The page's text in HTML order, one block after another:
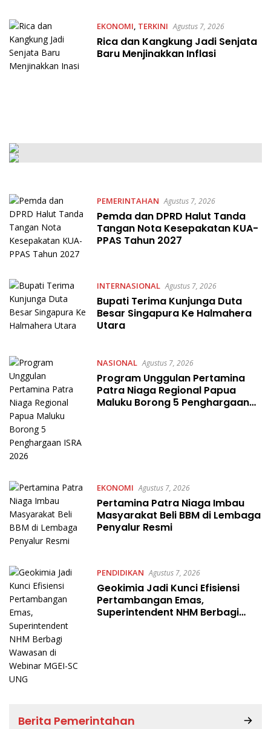
EKONOMI, TERKINI Agustus 7, 2026
Rica dan Kangkung Jadi Senjata
Baru Menjinakkan Inflasi
PEMERINTAHAN Agustus 7, 2026
Pemda dan DPRD Halut Tanda
Tangan Nota Kesepakatan KUA-
PPAS Tahun 2027
INTERNASIONAL Agustus 7, 2026
Bupati Terima Kunjunga Duta
Besar Singapura Ke Halmahera
Utara
NASIONAL Agustus 7, 2026
Program Unggulan Pertamina
Patra Niaga Regional Papua
Maluku Borong 5 Penghargaan
EKONOMI Agustus 7, 2026
Pertamina Patra Niaga Imbau
Masyarakat Beli BBM di Lembaga
Penyalur Resmi
PENDIDIKAN Agustus 7, 2026
Geokimia Jadi Kunci Efisiensi
Pertambangan Emas,
Superintendent NHM Berbagi
Berita Pemerintahan